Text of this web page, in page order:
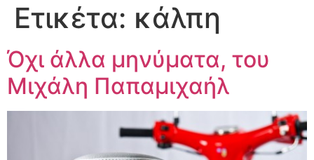
Ετικέτα: κάλπη
Όχι άλλα μηνύματα, του
Μιχάλη Παπαμιχαήλ